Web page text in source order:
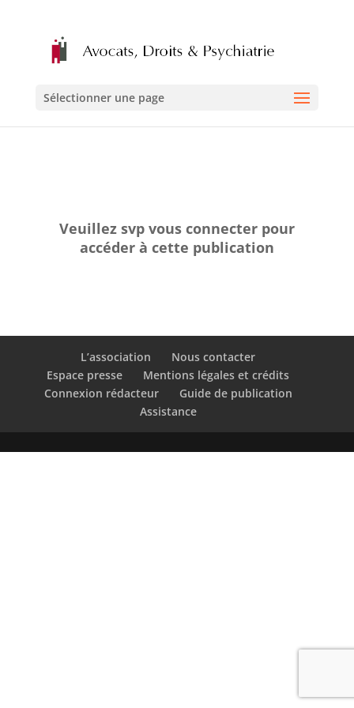
Sélectionner une page
Veuillez svp vous connecter pour
accéder à cette publication
L’association
Nous contacter
Espace presse
Mentions légales et crédits
Connexion rédacteur
Guide de publication
Assistance